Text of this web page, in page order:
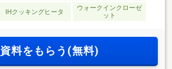
IHクッキングヒータ
ウォークインクローゼ
ット
資料をもらう(無料)